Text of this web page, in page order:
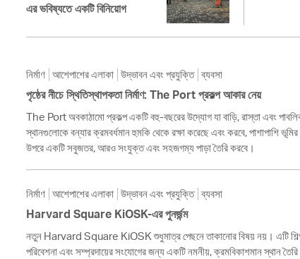
এর ভবিষ্যতে একটি বিনিয়োগ
নির্মাণ আশেপাশের এলাকা উদ্ভাবন এবং প্রযুক্তি ব্যবসা
পৃষ্ঠের নীচে স্থিতিস্থাপকতা নির্মাণ: The Port প্রকল্প আকার নেয়
The Port অবকাঠামো প্রকল্প একটি বহু-বছরের উদ্যোগ যা বাড়ি, রাস্তা এবং
স্থানগুলোকে বন্যার ক্রমবর্ধমান হুমকি থেকে রক্ষা করেছে এবং করবে, পাশাপাশি ভূমির
উপরে একটি সবুজতর, আরও সংযুক্ত এবং সহজগম্য পাড়া তৈরি করবে।
নির্মাণ আশেপাশের এলাকা উদ্ভাবন এবং প্রযুক্তি ব্যবসা
Harvard Square KiOSK-এর পুনর্জন্ম
নতুন Harvard Square KiOSK শুধুমাত্র পেছনে তাকানোর বিষয় নয়। এটি
পরিবেশনা এবং সম্প্রদায়ের সংযোগের জন্য একটি নমনীয়, ক্রমবিকাশমান স্থান তৈরি